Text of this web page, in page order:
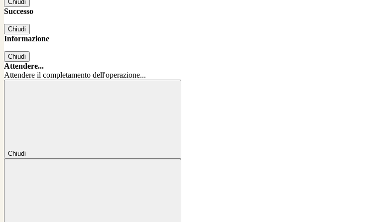
Chiudi
Successo
Chiudi
Informazione
Chiudi
Attendere...
Attendere il completamento dell'operazione...
Chiudi